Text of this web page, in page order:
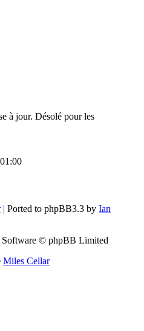
à jour. Désolé pour les
| Ported to phpBB3.3 by Ian
© phpBB Limited
Miles Cellar